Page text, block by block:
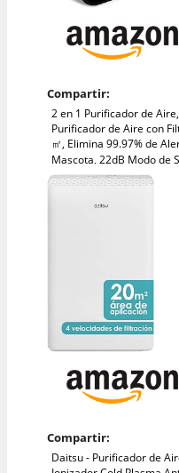
Compartir:
2 en 1 Purificador de
Purificador de Aire con
㎡, Elimina 99.97% de
Mascota, 22dB Modo de
Compartir:
Daitsu - Purificador de